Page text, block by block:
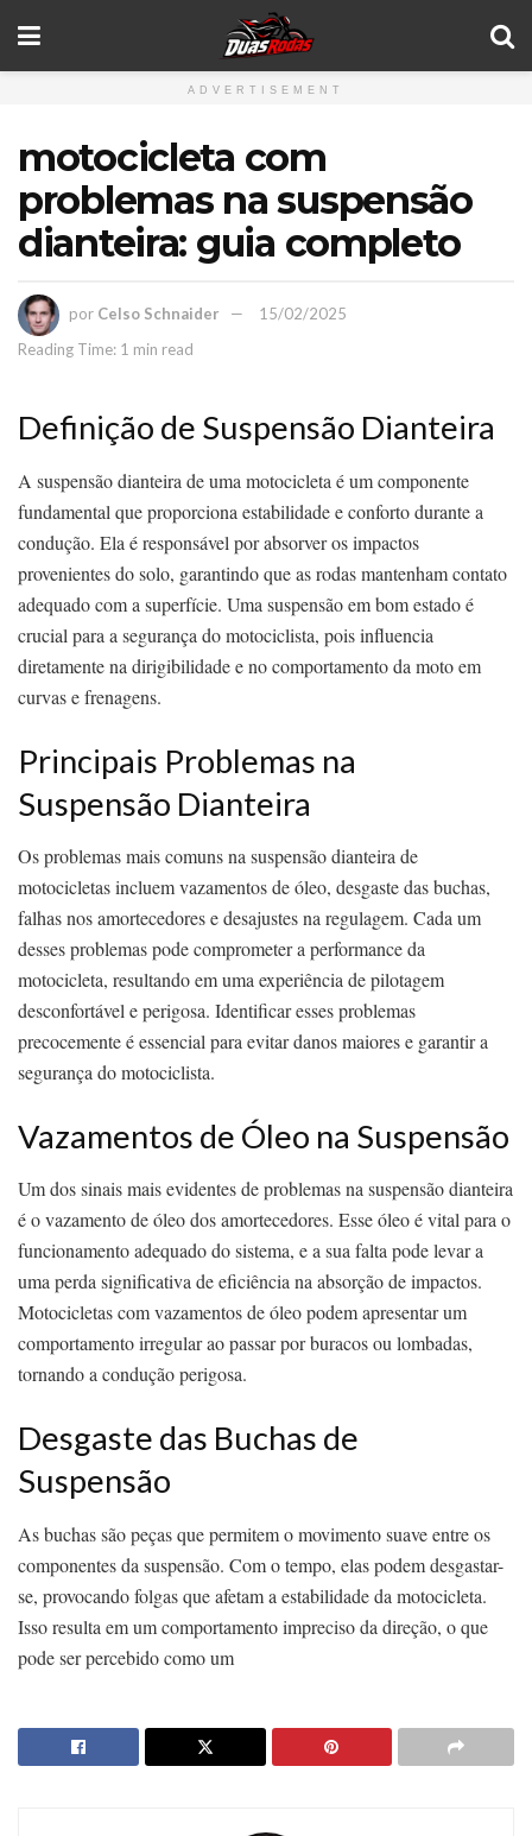
ADVERTISEMENT
motocicleta com
problemas na suspensão
dianteira: guia completo
por Celso Schnaider
15/02/2025
Reading Time: 1 min read
Definição de Suspensão Dianteira
A suspensão dianteira de uma motocicleta é um componente
fundamental que proporciona estabilidade e conforto durante a
condução. Ela é responsável por absorver os impactos
provenientes do solo, garantindo que as rodas mantenham contato
adequado com a superfície. Uma suspensão em bom estado é
crucial para a segurança do motociclista, pois influencia
diretamente na dirigibilidade e no comportamento da moto em
curvas e frenagens.
Principais Problemas na
Suspensão Dianteira
Os problemas mais comuns na suspensão dianteira de
motocicletas incluem vazamentos de óleo, desgaste das buchas,
falhas nos amortecedores e desajustes na regulagem. Cada um
desses problemas pode comprometer a performance da
motocicleta, resultando em uma experiência de pilotagem
desconfortável e perigosa. Identificar esses problemas
precocemente é essencial para evitar danos maiores e garantir a
segurança do motociclista.
Vazamentos de Óleo na Suspensão
Um dos sinais mais evidentes de problemas na suspensão dianteira
é o vazamento de óleo dos amortecedores. Esse óleo é vital para o
funcionamento adequado do sistema, e a sua falta pode levar a
uma perda significativa de eficiência na absorção de impactos.
Motocicletas com vazamentos de óleo podem apresentar um
comportamento irregular ao passar por buracos ou lombadas,
tornando a condução perigosa.
Desgaste das Buchas de
Suspensão
As buchas são peças que permitem o movimento suave entre os
componentes da suspensão. Com o tempo, elas podem desgastar-
se, provocando folgas que afetam a estabilidade da motocicleta.
Isso resulta em um comportamento impreciso da direção, o que
pode ser percebido como um